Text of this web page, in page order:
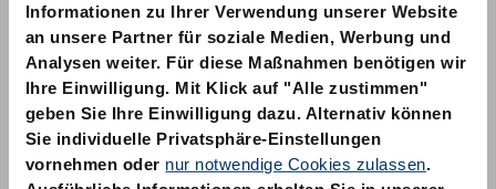
Informationen zu Ihrer Verwendung unserer Website
an unsere Partner für soziale Medien, Werbung und
Analysen weiter. Für diese Maßnahmen benötigen wir
Ihre Einwilligung. Mit Klick auf "Alle zustimmen"
geben Sie Ihre Einwilligung dazu. Alternativ können
Sie individuelle Privatsphäre-Einstellungen
vornehmen oder nur notwendige Cookies zulassen.
Bei Fragen zu Ihrer Bestellung wenden
Sie sich bitte an info@am-quality.com